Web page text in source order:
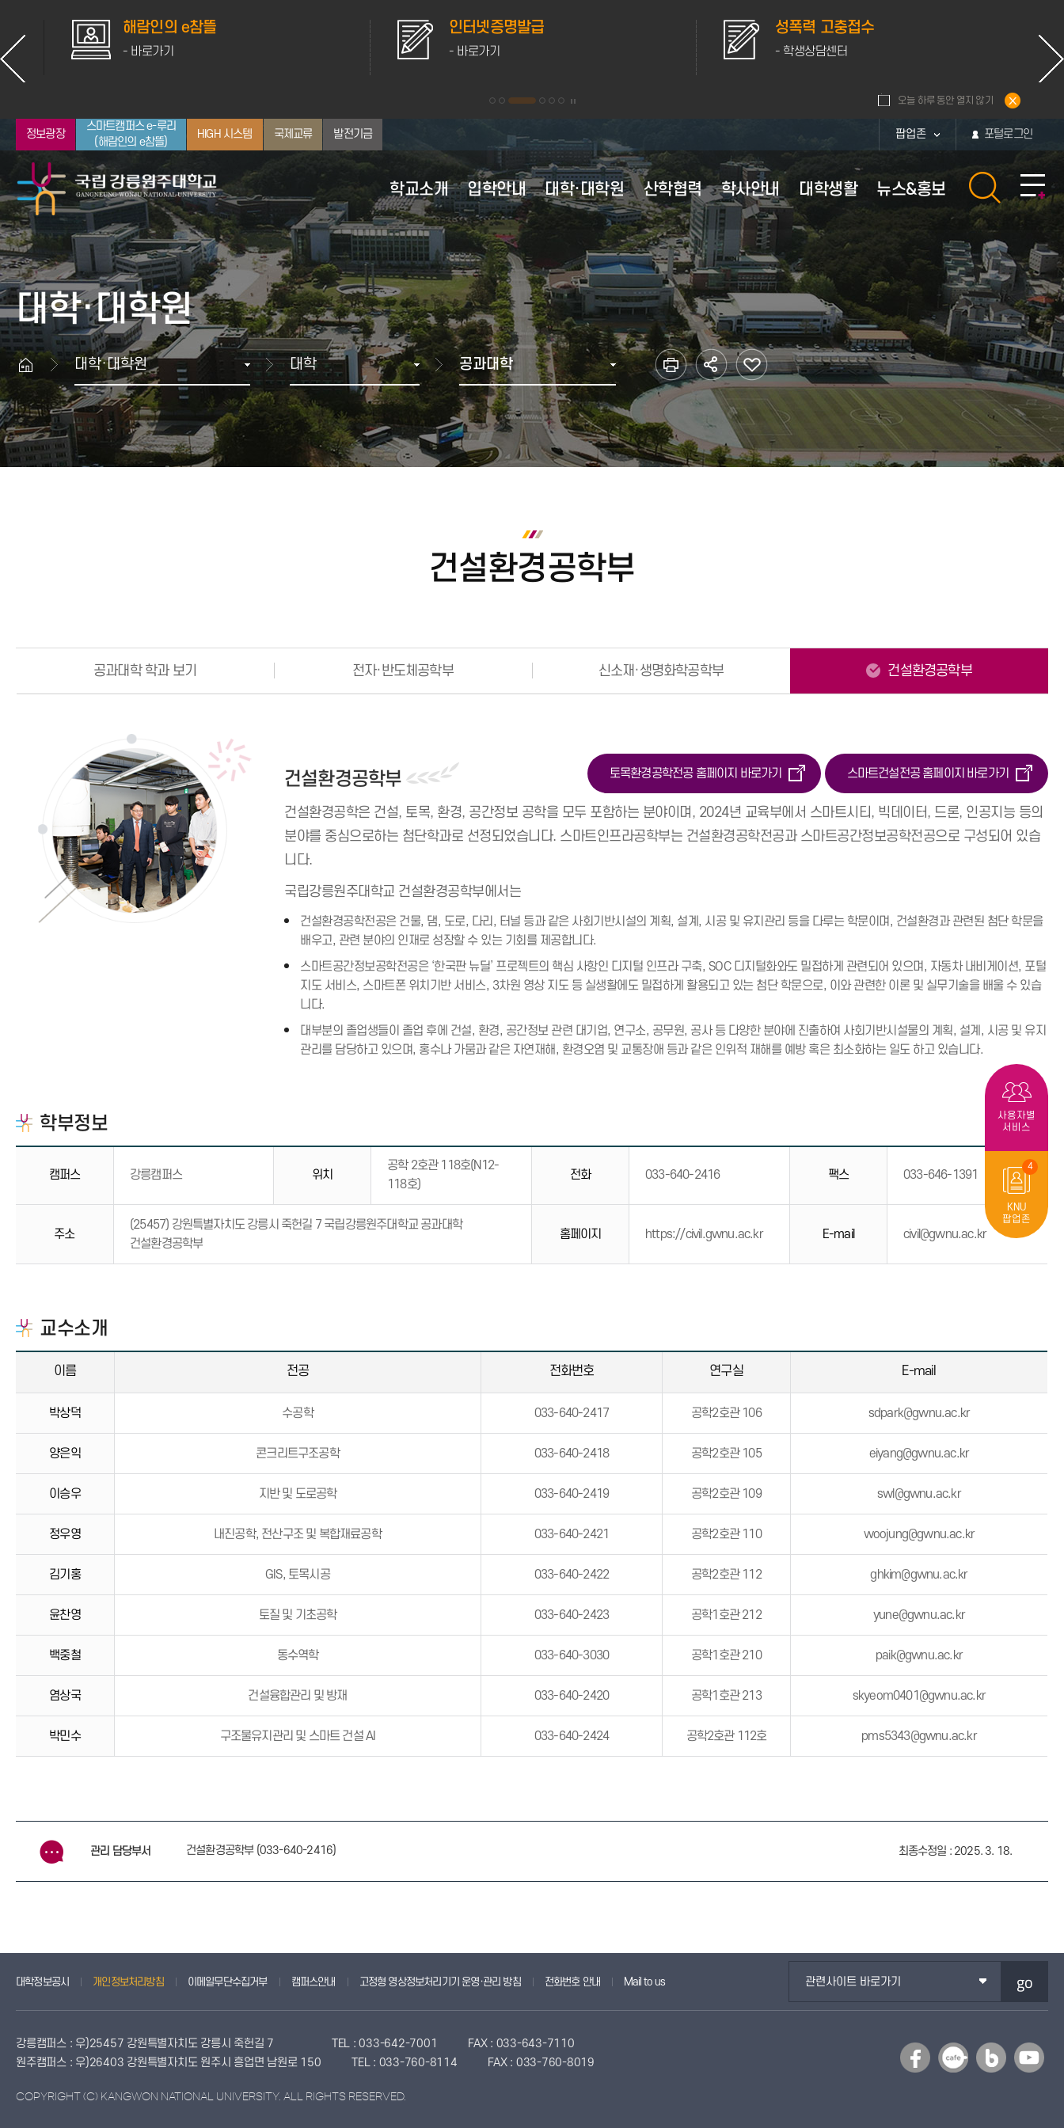
해람인의 e참뜰
- 바로가기
인터넷증명발급
- 바로가기
성폭력 고충접수
- 학생상담센터 - 대학
오늘 하루 동안 열지 않기
정보광장
스마트캠퍼스 e-루리
(해람인의 e참뜰)
HIGH 시스템 국제교류 발전기금 팝업존 포털로그인
학교소개
총장소개
인사말
약력
역대 교장/학장/총장
대학 이념·비전
대학 이념 및 인재상
비전 2025+
영역별 발전전략
연혁
전체보기
2020년
2010년
2007년 통합이후
2000년 ~ 2007년 통합이전
1990년
1980년
1970년
1960년 이전
대학현황
조직도
현황·통계
주요전화번호
MOU 현황
재정현황
부속시설
부속연구소
학군단
부설병원
법인·기타단체
캠퍼스맵
입학안내
입학안내 대학원 원서접수
대학·대학원
대학
전체 학과 보기
인문대학
사회과학대학
자연과학대학
생명과학대학
공과대학
예술체육대학
치과대학
대학원
대학원 전체보기
산학협력
산학협력
통합정보시스템
산학협력 부속시설
학사안내
학사일정 학사행정
학사정보 가이드
수업안내
계절수업
학적변동
학과별 졸업 이수학점
수료 및 졸업
학위취득 유예
졸업 자가진단
교육과정
교육과정 이수
교육과정 편람
전공능력사전
경과조치
다전공(복수·융합전공(융합)
부전공)
미래융합가상학과
전공 마이크로디그리
교육과정
교직과정
등록안내 장학안내
교내장학금
교외장학금
근로장학금
학자금대출
방문발급(자동발급기)
어디서나민원신청
대학생활
취업지원 학생활동
학생자치기구
학군단 생활 안내
동아리정보
후생복지시설
의료·보건
자동 심장충격기 사용안내
성희롱·성폭력상담실
학생상담센터
학생복지관
기타편의시설
셔틀버스(강릉)
셔틀버스(원주)
학생생활관
강릉캠퍼스
원주캠퍼스
체육시설 이용안내
체육관
해람문화관 이용안내 금주의 식단 정보화서비스 안전관리 대학생활 가이드
대관예약시스템
뉴스&홍보
뉴스
공지사항
학사정보
장학정보
GWNU 뉴스
산학협력 뉴스
GWNU 카드뉴스
행사정보
홍보자료
캠퍼스 전경
캠퍼스 생활
미리가본강릉원주대
웹진
브로슈어
홍보동영상
행정정보공유
정보공개
정책실명제
포상대상자 공개
대학평의원회
재정위원회
등록금심의위원회
중대재해(산업안전·보건)
인권센터
채용정보
채용정보
대학·대학원
대학·대학원 대학 공과대학
사용자별
서비스
4
KNU
팝업존
건설환경공학부
공과대학 학과 보기 전자·반도체공학부 신소재·생명화학공학부 건설환경공학부
건설환경공학부 토목환경공학전공 홈페이지 바로가기 스마트건설전공 홈페이지 바로가기
건설환경공학은 건설, 토목, 환경, 공간정보 공학을 모두 포함하는 분야이며, 2024년 교육부에서 스마트시티, 빅데이터, 드론, 인공지능 등의
분야를 중심으로하는 첨단학과로 선정되었습니다. 스마트인프라공학부는 건설환경공학전공과 스마트공간정보공학전공으로 구성되어 있습
니다.
국립강릉원주대학교 건설환경공학부에서는
건설환경공학전공은 건물, 댐, 도로, 다리, 터널 등과 같은 사회기반시설의 계획, 설계, 시공 및 유지관리 등을 다루는 학문이며, 건설환경과 관련된 첨단 학문을
배우고, 관련 분야의 인재로 성장할 수 있는 기회를 제공합니다.
스마트공간정보공학전공은 ‘한국판 뉴딜’ 프로젝트의 핵심 사항인 디지털 인프라 구축, SOC 디지털화와도 밀접하게 관련되어 있으며, 자동차 내비게이션, 포털
지도 서비스, 스마트폰 위치기반 서비스, 3차원 영상 지도 등 실생활에도 밀접하게 활용되고 있는 첨단 학문으로, 이와 관련한 이론 및 실무기술을 배울 수 있습
니다.
대부분의 졸업생들이 졸업 후에 건설, 환경, 공간정보 관련 대기업, 연구소, 공무원, 공사 등 다양한 분야에 진출하여 사회기반시설물의 계획, 설계, 시공 및 유지
관리를 담당하고 있으며, 홍수나 가뭄과 같은 자연재해, 환경오염 및 교통장애 등과 같은 인위적 재해를 예방 혹은 최소화하는 일도 하고 있습니다.
학부정보
캠퍼스 강릉캠퍼스 위치
공학 2호관 118호(N12-
118호)
전화 033-640-2416 팩스 033-646-1391
주소
(25457) 강원특별자치도 강릉시 죽헌길 7 국립강릉원주대학교 공과대학
건설환경공학부
홈페이지 https://civil.gwnu.ac.kr E-mail civil@gwnu.ac.kr
교수소개
이름 전공 전화번호 연구실 E-mail
박상덕 수공학 033-640-2417 공학2호관 106 sdpark@gwnu.ac.kr
양은익 콘크리트구조공학 033-640-2418 공학2호관 105 eiyang@gwnu.ac.kr
이승우 지반 및 도로공학 033-640-2419 공학2호관 109 swl@gwnu.ac.kr
정우영 내진공학, 전산구조 및 복합재료공학 033-640-2421 공학2호관 110 woojung@gwnu.ac.kr
김기홍 GIS, 토목시공 033-640-2422 공학2호관 112 ghkim@gwnu.ac.kr
윤찬영 토질 및 기초공학 033-640-2423 공학1호관 212 yune@gwnu.ac.kr
백중철 동수역학 033-640-3030 공학1호관 210 paik@gwnu.ac.kr
염상국 건설융합관리 및 방재 033-640-2420 공학1호관 213 skyeom0401@gwnu.ac.kr
박민수 구조물유지관리 및 스마트 건설 AI 033-640-2424 공학2호관 112호 pms5343@gwnu.ac.kr
관리 담당부서 건설환경공학부 (033-640-2416) 최종수정일 : 2025. 3. 18.
관련사이트 바로가기 go
대학정보공시 개인정보처리방침 이메일무단수집거부 캠퍼스안내 고정형 영상정보처리기기 운영·관리 방침 전화번호 안내 Mail to us
강릉캠퍼스 : 우)25457 강원특별자치도 강릉시 죽헌길 7 TEL : 033-642-7001
FAX : 033-643-7110
원주캠퍼스 : 우)26403 강원특별자치도 원주시 흥업면 남원로 150
TEL : 033-760-8114 FAX : 033-760-8019
COPYRIGHT (C) KANGWON NATIONAL UNIVERSITY. ALL RIGHTS RESERVED.